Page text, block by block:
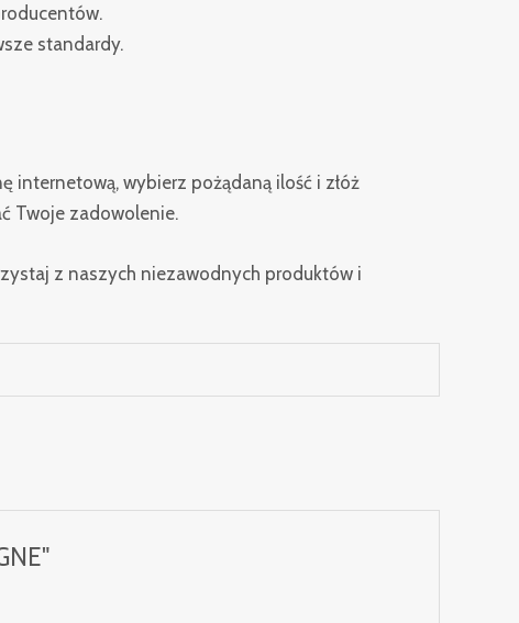
standardy.
internetową, wybierz pożądaną ilość i złóż
Twoje zadowolenie.
z naszych niezawodnych produktów i